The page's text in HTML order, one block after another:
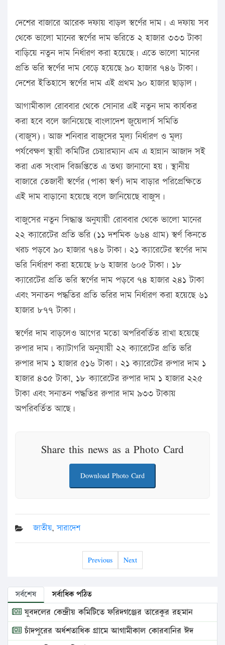
দেশের বাজারে আরেক দফায় বাড়ল স্বর্ণের দাম। এ দফায় সব
থেকে ভালো মানের স্বর্ণের দাম ভরিতে ২ হাজার ৩৩৩ টাকা
বাড়িয়ে নতুন দাম নির্ধারণ করা হয়েছে। এতে ভালো মানের
প্রতি ভরি স্বর্ণের দাম বেড়ে হয়েছে ৯০ হাজার ৭৪৬ টাকা।
দেশের ইতিহাসে স্বর্ণের দাম এই প্রথম ৯০ হাজার ছাড়াল।
আগামীকাল রোববার থেকে সোনার এই নতুন দাম কার্যকর
করা হবে বলে জানিয়েছে বাংলাদেশ জুয়েলার্স সমিতি
(বাজুস)। আজ শনিবার বাজুসের মূল্য নির্ধারণ ও মূল্য
পর্যবেক্ষণ স্থায়ী কমিটির চেয়ারম্যান এম এ হান্নান আজাদ সই
করা এক সংবাদ বিজ্ঞপ্তিতে এ তথ্য জানানো হয়। স্থানীয়
বাজারে তেজাবী স্বর্ণের (পাকা স্বর্ণ) দাম বাড়ার পরিপ্রেক্ষিতে
এই দাম বাড়ানো হয়েছে বলে জানিয়েছে বাজুস।
বাজুসের নতুন সিদ্ধান্ত অনুযায়ী রোববার থেকে ভালো মানের
২২ ক্যারেটের প্রতি ভরি (১১ দশমিক ৬৬৪ গ্রাম) স্বর্ণ কিনতে
খরচ পড়বে ৯০ হাজার ৭৪৬ টাকা। ২১ ক্যারেটের স্বর্ণের দাম
ভরি নির্ধারণ করা হয়েছে ৮৬ হাজার ৬০৫ টাকা। ১৮
ক্যারেটের প্রতি ভরি স্বর্ণের দাম পড়বে ৭৪ হাজার ২৪১ টাকা
এবং সনাতন পদ্ধতির প্রতি ভরির দাম নির্ধারণ করা হয়েছে ৬১
হাজার ৮৭৭ টাকা।
স্বর্ণের দাম বাড়লেও আগের মতো অপরিবর্তিত রাখা হয়েছে
রুপার দাম। ক্যাটাগরি অনুযায়ী ২২ ক্যারেটের প্রতি ভরি
রুপার দাম ১ হাজার ৫১৬ টাকা। ২১ ক্যারেটের রুপার দাম ১
হাজার ৪৩৫ টাকা, ১৮ ক্যারেটের রুপার দাম ১ হাজার ২২৫
টাকা এবং সনাতন পদ্ধতির রুপার দাম ৯৩৩ টাকায়
অপরিবর্তিত আছে।
Share this news as a Photo Card
Download Photo Card
জাতীয়,সারাদেশ
Previous Next
সর্বশেষ সর্বাধিক পঠিত
যুবদলের কেন্দ্রীয় কমিটিতে ফরিদগঞ্জের তারেকুর রহমান
চাঁদপুরের অর্ধশতাধিক গ্রামে আগামীকাল কোরবানির ঈদ